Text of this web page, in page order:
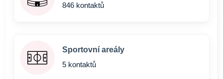
846 kontaktů
Sportovní areály
5 kontaktů